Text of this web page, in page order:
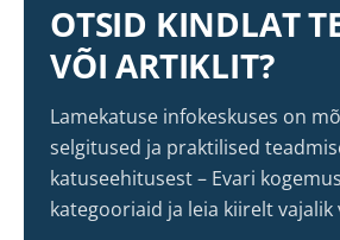
OTSID KINDLAT
VÕI ARTIKLIT?
Lamekatuse infokeskuses on
selgitused ja praktilised
katuseehitusest – Evari
kategooriaid ja leia kiirelt vajalik